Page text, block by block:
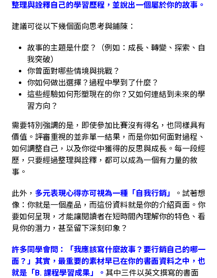
整理與詮釋自己的學習歷程，並說出一個屬於你的故事。
建議可從以下幾個面向思考與鋪陳：
故事的主題是什麼？（例如：成長、轉變、探索、自
我突破）
你曾面對哪些情境與挑戰？
你如何做出選擇？過程中學到了什麼？
這些經驗如何形塑現在的你？又如何連結到未來的學
習方向？
需要特別強調的是，即使參加比賽沒有得名，也同樣具有
價值。評審重視的並非單一結果，而是你如何面對過程、
如何調整自己，以及你從中獲得的反思與成長。每一段經
歷，只要經過整理與詮釋，都可以成為一個有力量的敘
事。
此外， 多元表現心得亦可視為一種「自我行銷」
。試著想
像：你就是一個產品，而這份資料就是你的介紹頁面。你
要如何呈現，才能讓閱讀者在短時間內理解你的特色、看
見你的潛力，甚至留下深刻印象？
許多同學會問：「我應該寫什麼故事？要行銷自己的哪一
面？」其實，最重要的素材早已在你的書面資料之中，也
就是「B. 課程學習成果」。 其中三件以英文撰寫的書面